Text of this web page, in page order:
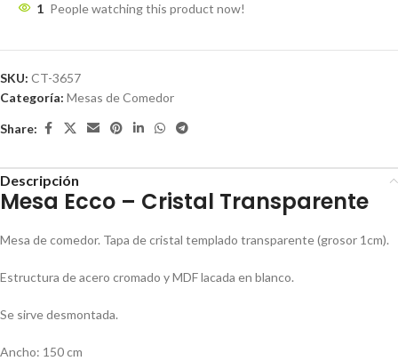
1 People watching this product now!
SKU: CT-3657
Categoría: Mesas de Comedor
Share:
Descripción
Mesa Ecco – Cristal Transparente
Mesa de comedor. Tapa de cristal templado transparente (grosor 1cm).
Estructura de acero cromado y MDF lacada en blanco.
Se sirve desmontada.
Ancho: 150 cm